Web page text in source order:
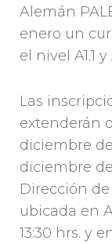
Alemán
enero un
el nivel A1.1 y
Las
extenderán
diciembre
diciembre
Dirección
ubicada en
13:30 hrs. y